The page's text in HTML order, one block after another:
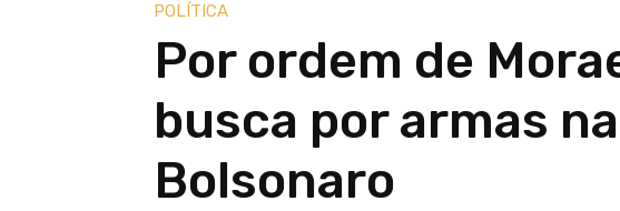
POLÍTICA
Por ordem de
busca por armas
Bolsonaro